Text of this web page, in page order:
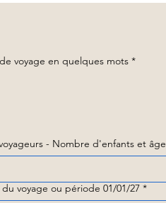
voyage en quelques mots *
- Nombre d'enfants et âge
voyage ou période 01/01/27 *